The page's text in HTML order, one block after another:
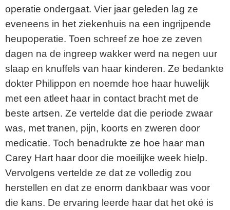
operatie ondergaat. Vier jaar geleden lag ze
eveneens in het ziekenhuis na een ingrijpende
heupoperatie. Toen schreef ze hoe ze zeven
dagen na de ingreep wakker werd na negen uur
slaap en knuffels van haar kinderen. Ze bedankte
dokter Philippon en noemde hoe haar huwelijk
met een atleet haar in contact bracht met de
beste artsen. Ze vertelde dat die periode zwaar
was, met tranen, pijn, koorts en zweren door
medicatie. Toch benadrukte ze hoe haar man
Carey Hart haar door die moeilijke week hielp.
Vervolgens vertelde ze dat ze volledig zou
herstellen en dat ze enorm dankbaar was voor
die kans. De ervaring leerde haar dat het oké is